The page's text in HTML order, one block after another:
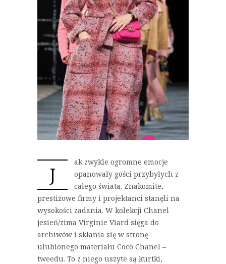
J
ak zwykle ogromne emocje
opanowały gości przybyłych z
całego świata. Znakomite,
prestiżowe firmy i projektanci stanęli na
wysokości zadania. W kolekcji Chanel
jesień/zima Virginie Viard sięga do
archiwów i skłania się w stronę
ulubionego materiału Coco Chanel –
tweedu. To z niego uszyte są kurtki,